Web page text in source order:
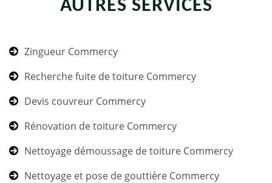
AUTRES SERVICES
Zingueur Commercy
Recherche fuite de toiture Commercy
Devis couvreur Commercy
Rénovation de toiture Commercy
Nettoyage démoussage de toiture Commercy
Nettoyage et pose de gouttière Commercy